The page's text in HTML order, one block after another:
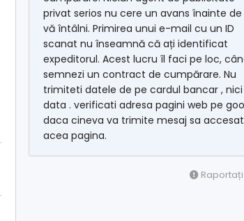
privat serios nu cere un avans înainte de
vă întâlni. Primirea unui e-mail cu un ID
scanat nu înseamnă că ați identificat
expeditorul. Acest lucru îl faci pe loc,
semnezi un contract de cumpărare. Nu
trimiteti datele de pe cardul bancar , nici
data . verificati adresa pagini web pe
daca cineva va trimite mesaj sa
acea pagina.